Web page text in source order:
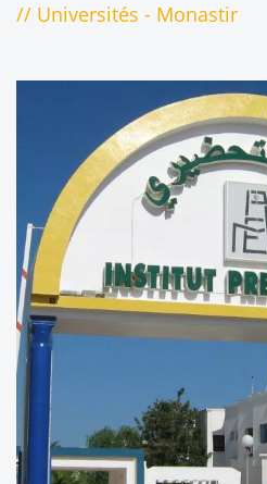
// Universités - Monastir